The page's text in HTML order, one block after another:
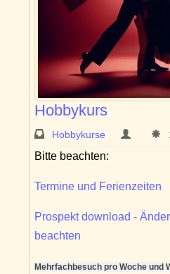
Hobbykurs
Hobbykurse
Bitte beachten:
Termine und Ferienzeiten
Prospekt download -
beachten
Mehrfachbesuch pro Woche und